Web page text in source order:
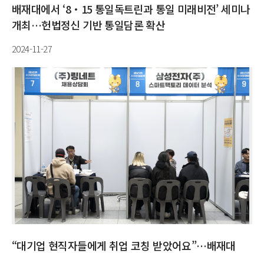
배재대에서 ‘8‧15 통일독트린과 통일 미래비전’ 세미나
개최…헌법정신 기반 통일담론 확산
2024-11-27
“대기업 현직자들에게 취업 코칭 받았어요”…배재대